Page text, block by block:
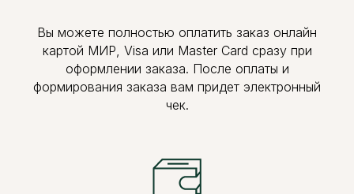
Вы можете полностью оплатить заказ онлайн
картой МИР, Visa или Master Card сразу при
оформлении заказа. После оплаты и
формирования заказа вам придет электронный
чек.